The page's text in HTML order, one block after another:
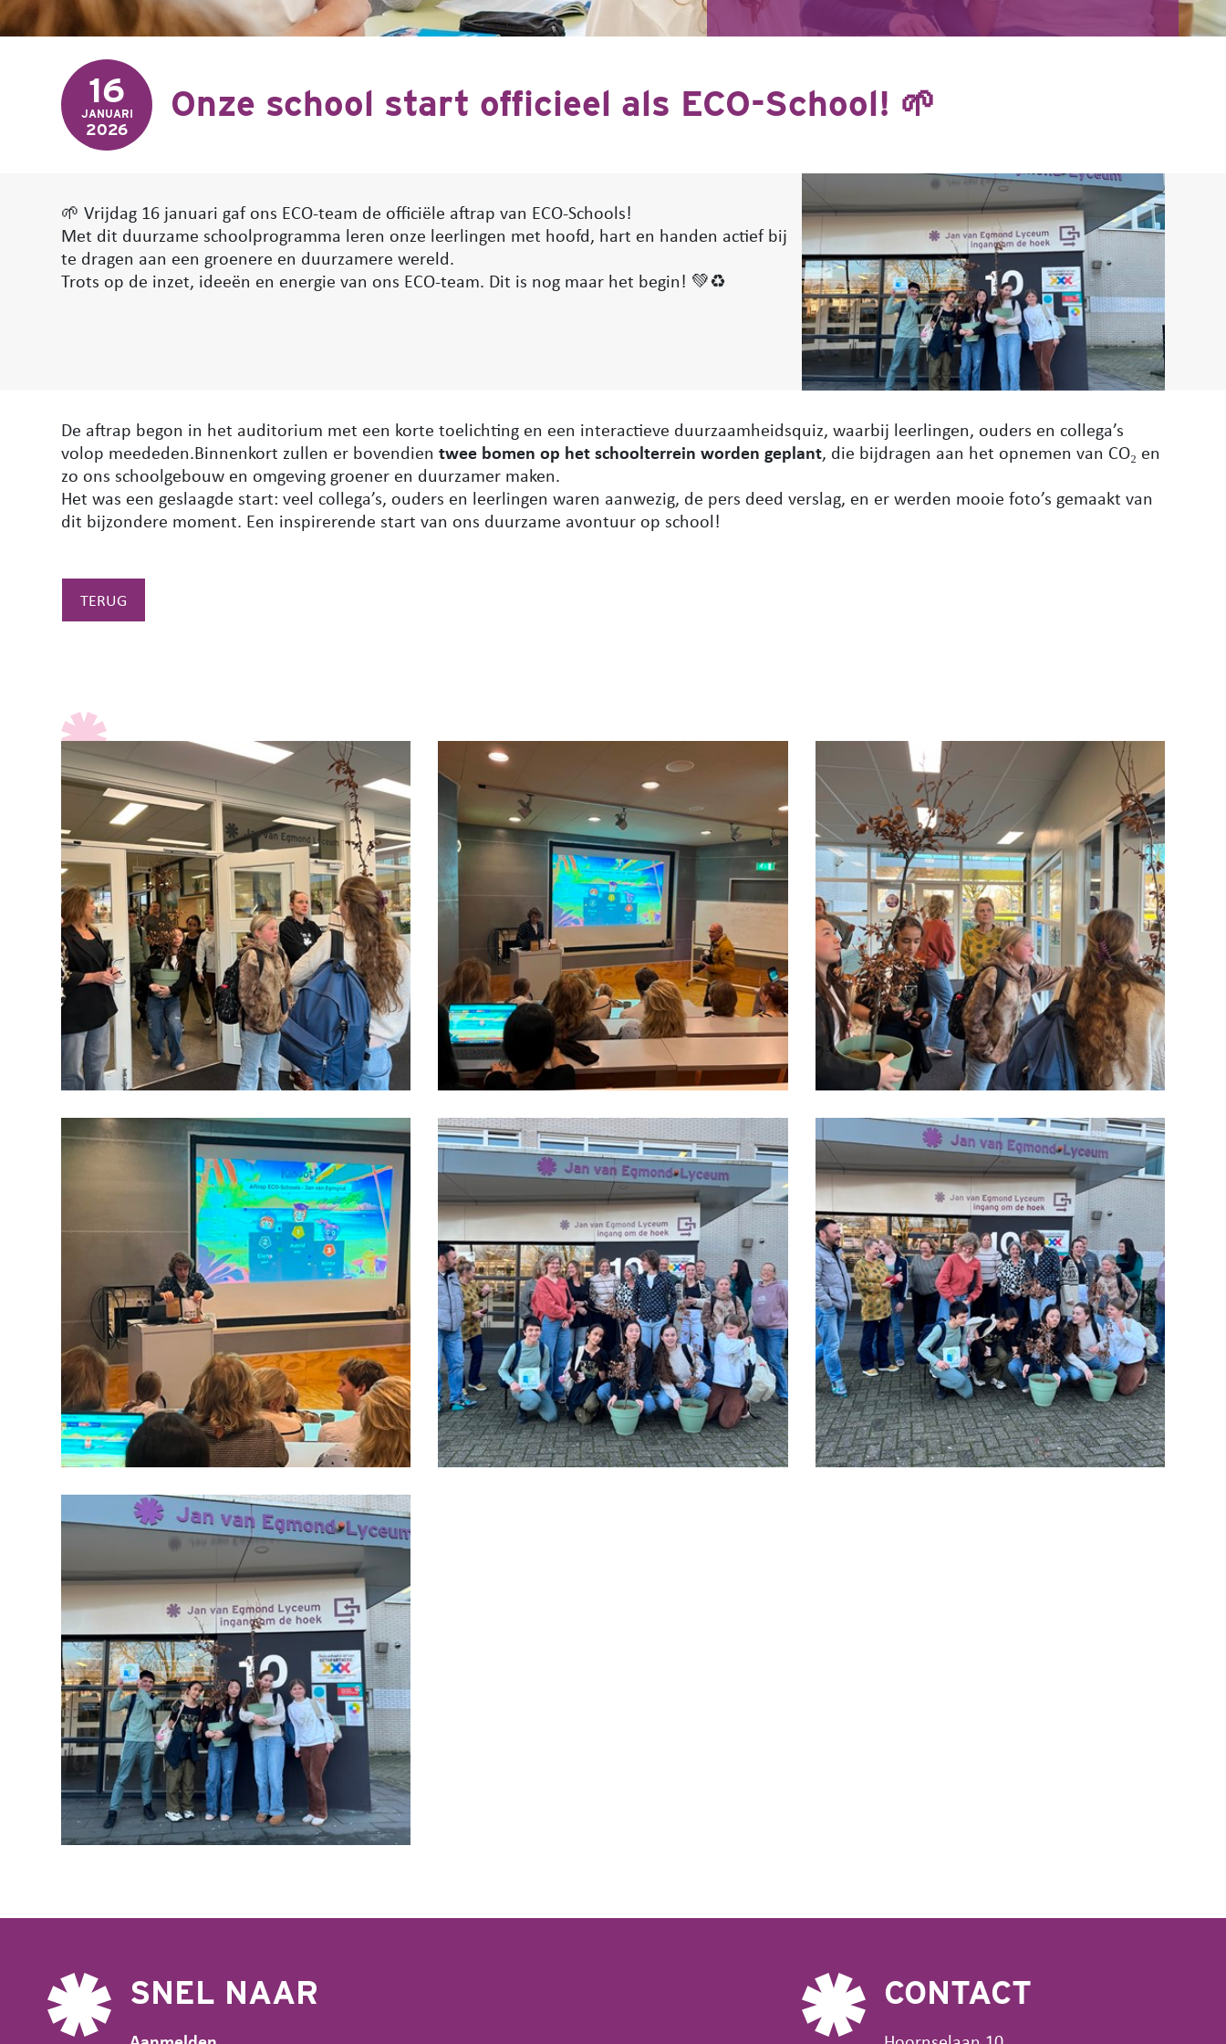
Onze school start officieel als ECO-School! 🌱
16
JANUARI
2026
🌱 Vrijdag 16 januari gaf ons ECO-team de officiële aftrap van ECO-Schools!
Met dit duurzame schoolprogramma leren onze leerlingen met hoofd, hart en handen actief bij
te dragen aan een groenere en duurzamere wereld.
Trots op de inzet, ideeën en energie van ons ECO-team. Dit is nog maar het begin! 💚♻️
De aftrap begon in het auditorium met een korte toelichting en een interactieve duurzaamheidsquiz, waarbij leerlingen, ouders en collega’s
volop meededen.Binnenkort zullen er bovendien twee bomen op het schoolterrein worden geplant, die bijdragen aan het opnemen van CO₂ en
zo ons schoolgebouw en omgeving groener en duurzamer maken.
Het was een geslaagde start: veel collega’s, ouders en leerlingen waren aanwezig, de pers deed verslag, en er werden mooie foto’s gemaakt van
dit bijzondere moment. Een inspirerende start van ons duurzame avontuur op school!
TERUG
SNEL NAAR CONTACT